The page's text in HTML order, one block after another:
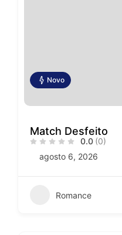
Novo
Match Desfeito
0.0 (0)
agosto 6, 2026
Romance